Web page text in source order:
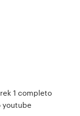
1 completo
youtube